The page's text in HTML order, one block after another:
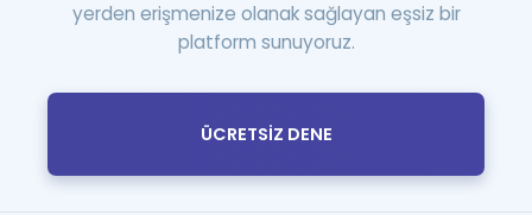
yerden erişmenize olanak sağlayan eşsiz bir
platform sunuyoruz.
ÜCRETSİZ DENE